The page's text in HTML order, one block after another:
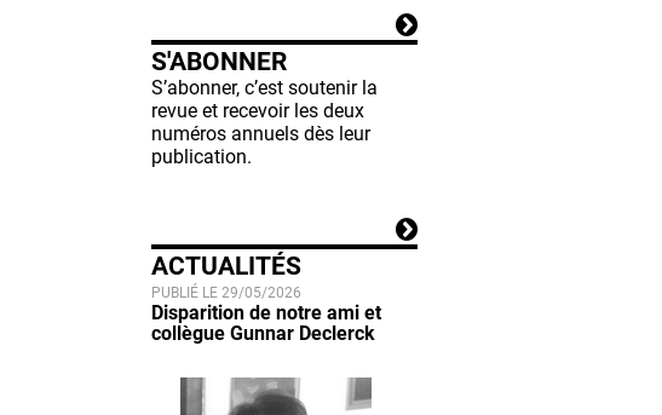
S'ABONNER
S’abonner, c’est soutenir la
revue et recevoir les deux
numéros annuels dès leur
publication.
ACTUALITÉS
PUBLIÉ LE 29/05/2026
Disparition de notre ami et
collègue Gunnar Declerck